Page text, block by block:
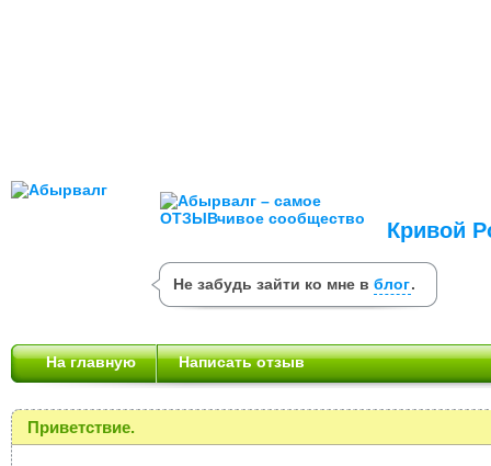
Кривой
Не забудь зайти ко мне в блог.
На главную Написать отзыв
Приветствие.